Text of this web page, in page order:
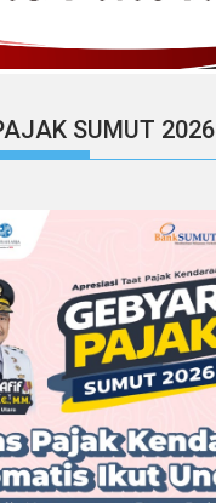
SUMUT 2026